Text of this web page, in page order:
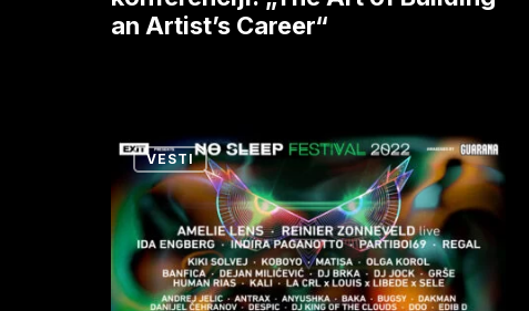
Artist’s
an Artist’s Career“
Danas
počinju
No
Sleep
festival
i
VESTI